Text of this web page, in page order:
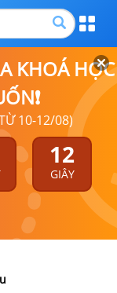
KHOÁ HỌC
10-12/08)
12
GIÂY